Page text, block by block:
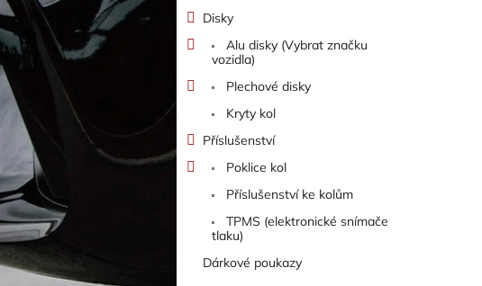
Disky
Alu disky (Vybrat značku
vozidla)
Plechové disky
Kryty kol
Příslušenství
Poklice kol
Příslušenství ke kolům
TPMS (elektronické snímače
tlaku)
Dárkové poukazy